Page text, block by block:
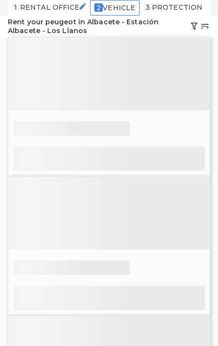
1 RENTAL OFFICE 2 VEHICLE 3 PROTECTION
Rent your peugeot in Albacete - Estación
Albacete - Los Llanos